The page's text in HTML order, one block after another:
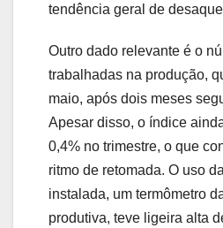
tendência geral de
Outro dado relevante é o
trabalhadas na produção,
maio, após dois meses
Apesar disso, o índice
0,4% no trimestre, o que
ritmo de retomada. O uso
instalada, um termômetro
produtiva, teve ligeira alta